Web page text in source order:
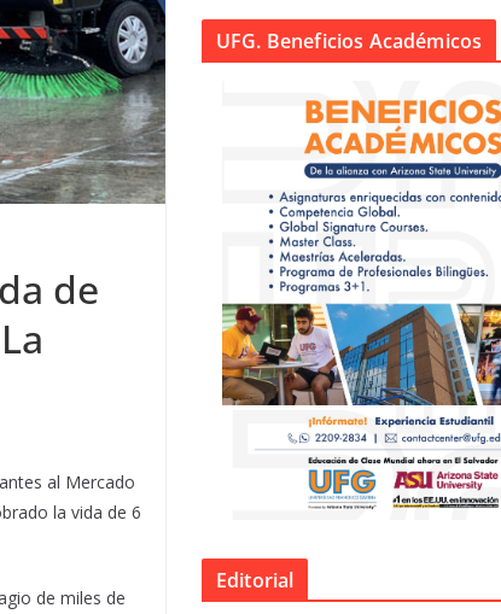
de
al Mercado
la vida de 6
de miles de
UFG. Beneficios Académicos
Editorial